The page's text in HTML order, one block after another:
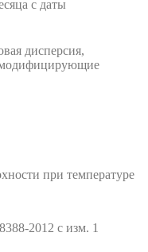
с даты
дисперсия,
при температуре
2012 с изм. 1